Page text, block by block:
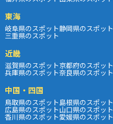
東海
岐阜県のスポット静岡県のスポット
三重県のスポット
近畿
滋賀県のスポット京都府のスポット
兵庫県のスポット奈良県のスポット
中国・四国
鳥取県のスポット島根県のスポット
広島県のスポット山口県のスポット
香川県のスポット愛媛県のスポット